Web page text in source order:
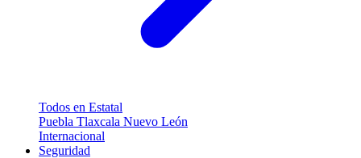
Todos en Estatal
Puebla Tlaxcala Nuevo León
Internacional
Seguridad